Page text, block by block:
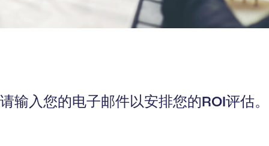
请输入您的电子邮件以安排您的ROI评估。